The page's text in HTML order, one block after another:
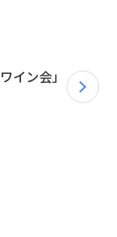
イン会」